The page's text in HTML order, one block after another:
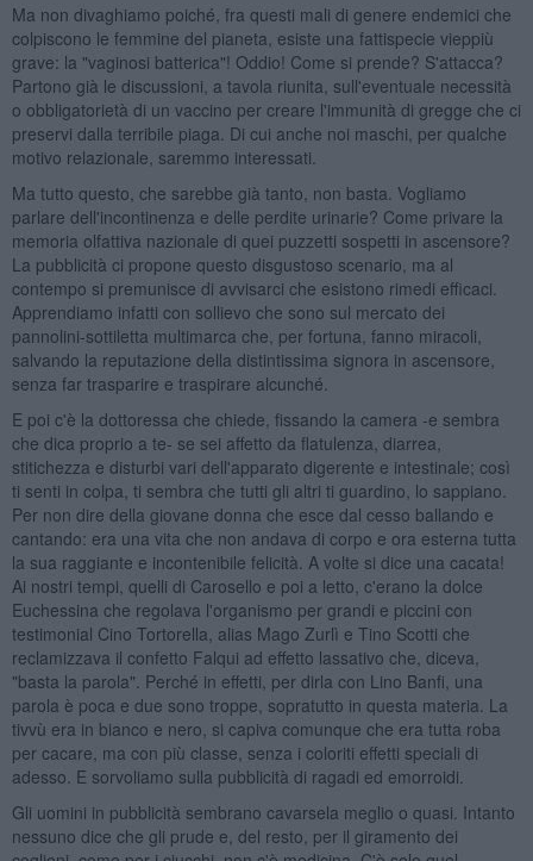
Ma non divaghiamo poiché, fra questi mali di genere endemici che
colpiscono le femmine del pianeta, esiste una fattispecie vieppiù
grave: la "vaginosi batterica"! Oddio! Come si prende? S'attacca?
Partono già le discussioni, a tavola riunita, sull'eventuale necessità
o obbligatorietà di un vaccino per creare l'immunità di gregge che ci
preservi dalla terribile piaga. Di cui anche noi maschi, per qualche
motivo relazionale, saremmo interessati.
Ma tutto questo, che sarebbe già tanto, non basta. Vogliamo
parlare dell'incontinenza e delle perdite urinarie? Come privare la
memoria olfattiva nazionale di quei puzzetti sospetti in ascensore?
La pubblicità ci propone questo disgustoso scenario, ma al
contempo si premunisce di avvisarci che esistono rimedi efficaci.
Apprendiamo infatti con sollievo che sono sul mercato dei
pannolini-sottiletta multimarca che, per fortuna, fanno miracoli,
salvando la reputazione della distintissima signora in ascensore,
senza far trasparire e traspirare alcunché.
E poi c'è la dottoressa che chiede, fissando la camera -e sembra
che dica proprio a te- se sei affetto da flatulenza, diarrea,
stitichezza e disturbi vari dell'apparato digerente e intestinale; così
ti senti in colpa, ti sembra che tutti gli altri ti guardino, lo sappiano.
Per non dire della giovane donna che esce dal cesso ballando e
cantando: era una vita che non andava di corpo e ora esterna tutta
la sua raggiante e incontenibile felicità. A volte si dice una cacata!
Ai nostri tempi, quelli di Carosello e poi a letto, c'erano la dolce
Euchessina che regolava l'organismo per grandi e piccini con
testimonial Cino Tortorella, alias Mago Zurlì e Tino Scotti che
reclamizzava il confetto Falqui ad effetto lassativo che, diceva,
"basta la parola". Perché in effetti, per dirla con Lino Banfi, una
parola è poca e due sono troppe, sopratutto in questa materia. La
tivvù era in bianco e nero, si capiva comunque che era tutta roba
per cacare, ma con più classe, senza i coloriti effetti speciali di
adesso. E sorvoliamo sulla pubblicità di ragadi ed emorroidi.
Gli uomini in pubblicità sembrano cavarsela meglio o quasi. Intanto
nessuno dice che gli prude e, del resto, per il giramento dei